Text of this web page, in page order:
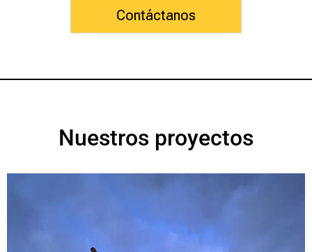
Contáctanos
Nuestros proyectos